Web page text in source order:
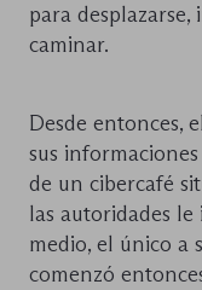
para
caminar.
Desde entonces,
sus
de un cibercafé
las autoridades le
medio, el único a
comenzó